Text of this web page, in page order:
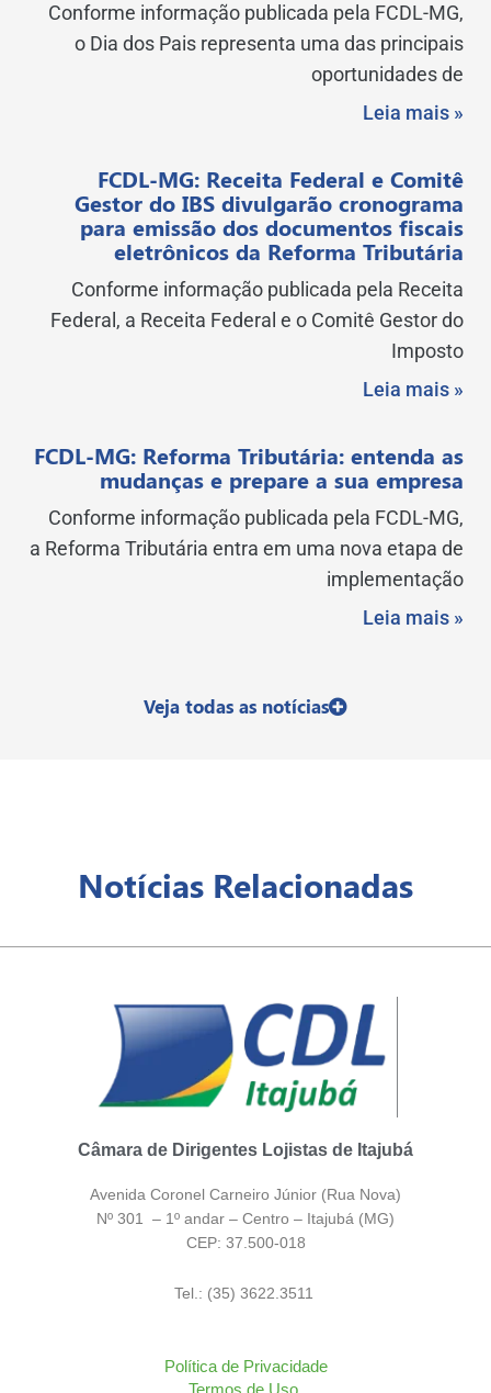
Conforme informação publicada pela FCDL-MG,
o Dia dos Pais representa uma das principais
oportunidades de
Leia mais »
FCDL-MG: Receita Federal e Comitê
Gestor do IBS divulgarão cronograma
para emissão dos documentos fiscais
eletrônicos da Reforma Tributária
Conforme informação publicada pela Receita
Federal, a Receita Federal e o Comitê Gestor do
Imposto
Leia mais »
FCDL-MG: Reforma Tributária: entenda as
mudanças e prepare a sua empresa
Conforme informação publicada pela FCDL-MG,
a Reforma Tributária entra em uma nova etapa de
implementação
Leia mais »
Veja todas as notícias
Notícias Relacionadas
Câmara de Dirigentes Lojistas de Itajubá
Avenida Coronel Carneiro Júnior (Rua Nova)
Nº 301 – 1º andar – Centro – Itajubá (MG)
CEP: 37.500-018
Tel.: (35) 3622.3511
Política de Privacidade
Termos de Uso